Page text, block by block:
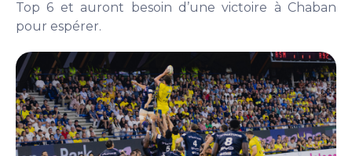
Top 6 et auront besoin d’une victoire à Chaban
pour espérer.